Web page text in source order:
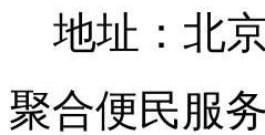
地址：北
聚合便民服